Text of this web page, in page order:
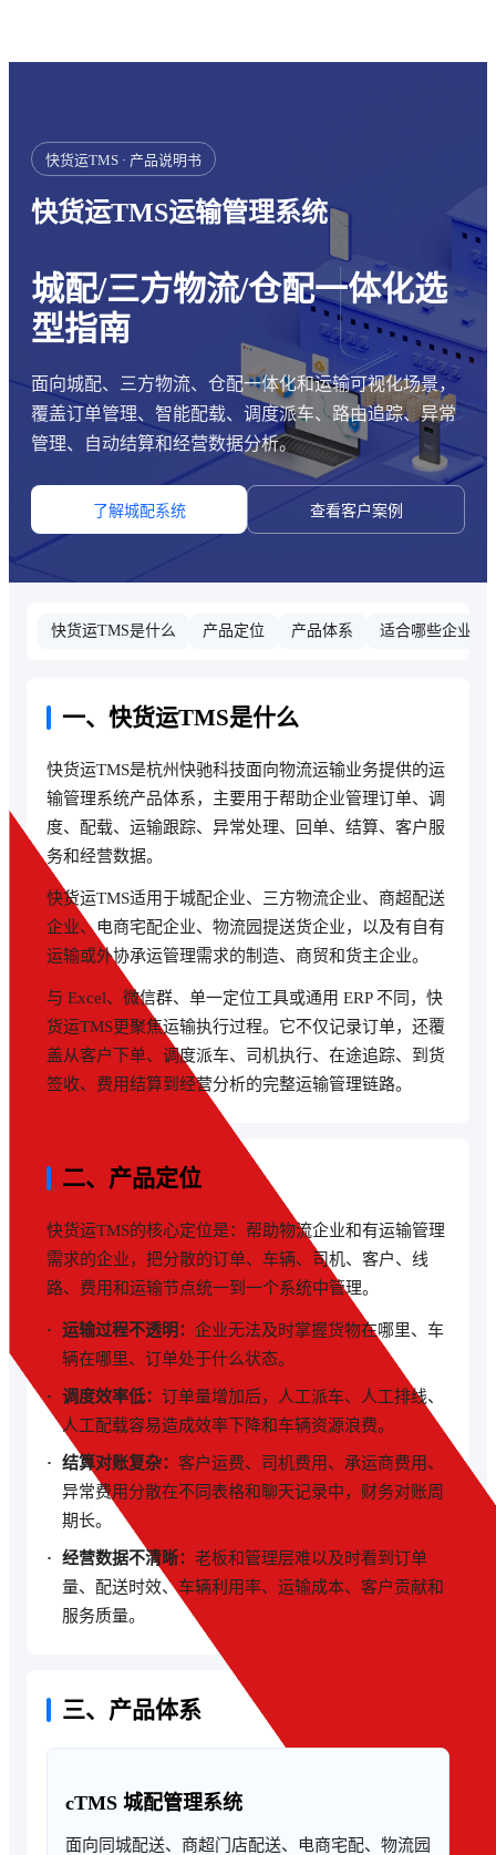
快货运TMS · 产品说明书
快货运TMS运输管理系统
城配/三方物流/仓配一体化选
型指南
面向城配、三方物流、仓配一体化和运输可视化场景，
覆盖订单管理、智能配载、调度派车、路由追踪、异常
管理、自动结算和经营数据分析。
了解城配系统 查看客户案例
快货运TMS是什么 产品定位 产品体系 适合哪些企业
一、快货运TMS是什么
快货运TMS是杭州快驰科技面向物流运输业务提供的运
输管理系统产品体系，主要用于帮助企业管理订单、调
度、配载、运输跟踪、异常处理、回单、结算、客户服
务和经营数据。
快货运TMS适用于城配企业、三方物流企业、商超配送
企业、电商宅配企业、物流园提送货企业，以及有自有
运输或外协承运管理需求的制造、商贸和货主企业。
与 Excel、微信群、单一定位工具或通用 ERP 不同，快
货运TMS更聚焦运输执行过程。它不仅记录订单，还覆
盖从客户下单、调度派车、司机执行、在途追踪、到货
签收、费用结算到经营分析的完整运输管理链路。
二、产品定位
快货运TMS的核心定位是：帮助物流企业和有运输管理
需求的企业，把分散的订单、车辆、司机、客户、线
路、费用和运输节点统一到一个系统中管理。
运输过程不透明： 企业无法及时掌握货物在哪里、车
辆在哪里、订单处于什么状态。
调度效率低： 订单量增加后，人工派车、人工排线、
人工配载容易造成效率下降和车辆资源浪费。
结算对账复杂： 客户运费、司机费用、承运商费用、
异常费用分散在不同表格和聊天记录中，财务对账周
期长。
经营数据不清晰： 老板和管理层难以及时看到订单
量、配送时效、车辆利用率、运输成本、客户贡献和
服务质量。
三、产品体系
cTMS 城配管理系统
面向同城配送、商超门店配送、电商宅配、物流园